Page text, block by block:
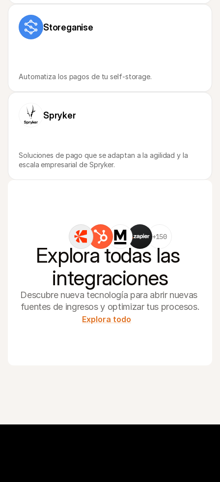
Storeganise
Automatiza los pagos de tu self-storage.
Spryker
Soluciones de pago que se adaptan a la agilidad y la
escala empresarial de Spryker.
+150
Explora todas las
integraciones
Descubre nueva tecnología para abrir nuevas
fuentes de ingresos y optimizar tus procesos.
Explora todo